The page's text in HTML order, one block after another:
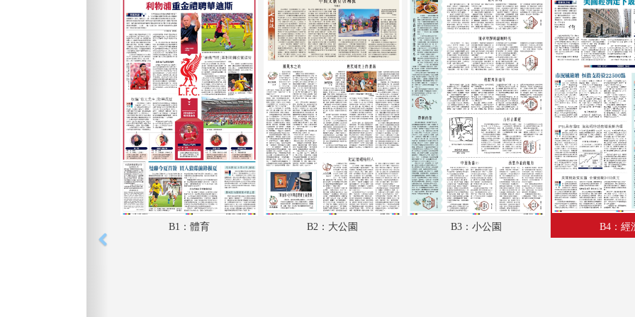
A18：體育
A19：國際
A20：國際
B1：體育
B2：大公園
B3：小公園
B4：經濟
B1：體育 B2：大公園 B3：小公園 B4：經